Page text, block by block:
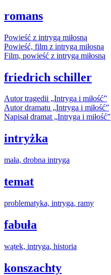
romans
Powieść z intrygą miłosną
Powieść, film z intrygą miłosną
Film, powieść z intrygą miłosną
friedrich schiller
Autor tragedii „Intryga i miłość”
Autor dramatu „Intryga i miłość”
Napisał dramat „Intryga i miłość”
intryżka
mała, drobna intryga
temat
problematyka, intryga, ramy
fabuła
wątek, intryga, historia
konszachty